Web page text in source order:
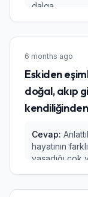
dalga...
6 months ago
Eskiden
doğal, akıp
Cevap:
hayatının
yaşadığı çok